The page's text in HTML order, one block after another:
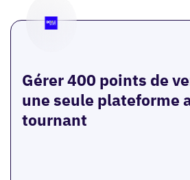
Gérer 400 points de
une seule plateforme
tournant